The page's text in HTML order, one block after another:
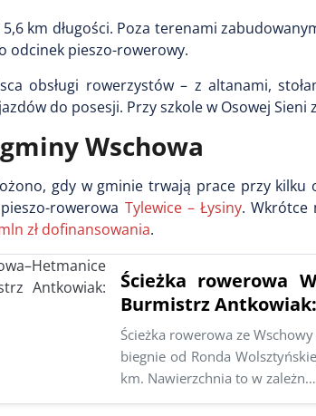
km długości. Poza terenami
odcinek pieszo-rowerowy.
obsługi rowerzystów – z altanami,
do posesji. Przy szkole w Osowej
Wschowa
gdy w gminie trwają prace przy
rowerowa Tylewice – Łysiny. Wkrótce
zł dofinansowania.
Ścieżka rowerowa
Burmistrz
Ścieżka rowerowa ze
biegnie od Ronda
km. Nawierzchnia to w zależn…